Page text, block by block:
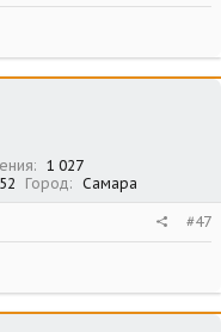
1 027
52 Город Самара
#47